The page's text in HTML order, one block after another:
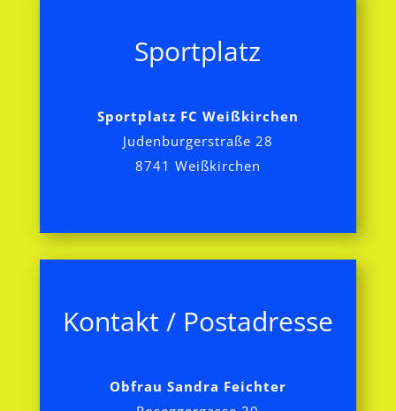
Sportplatz
Sportplatz FC Weißkirchen
Judenburgerstraße 28
8741 Weißkirchen
Kontakt / Postadresse
Obfrau Sandra Feichter